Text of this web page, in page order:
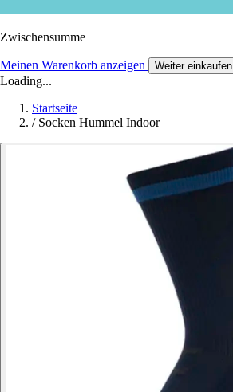
Zwischensumme
Meinen Warenkorb anzeigen Weiter einkaufen
Loading...
Startseite
/ Socken Hummel Indoor